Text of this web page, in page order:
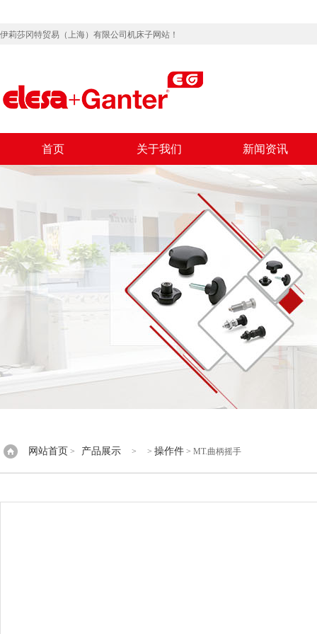
伊莉莎冈特贸易（上海）有限公司机床子网站！
首页 关于我们 新闻资讯
网站首页 > 产品展示 > > 操作件 > MT.曲柄摇手